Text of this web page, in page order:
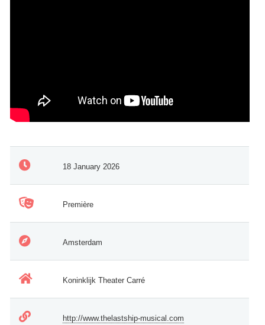
18 January 2026
Première
Amsterdam
Koninklijk Theater Carré
http://www.thelastship-musical.com